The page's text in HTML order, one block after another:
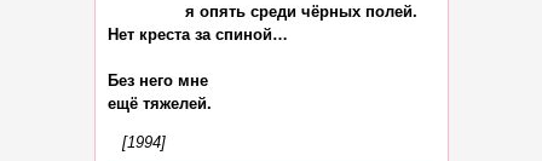
                я опять среди чёрных полей.
Нет креста за спиной…
Без него мне
[1994]